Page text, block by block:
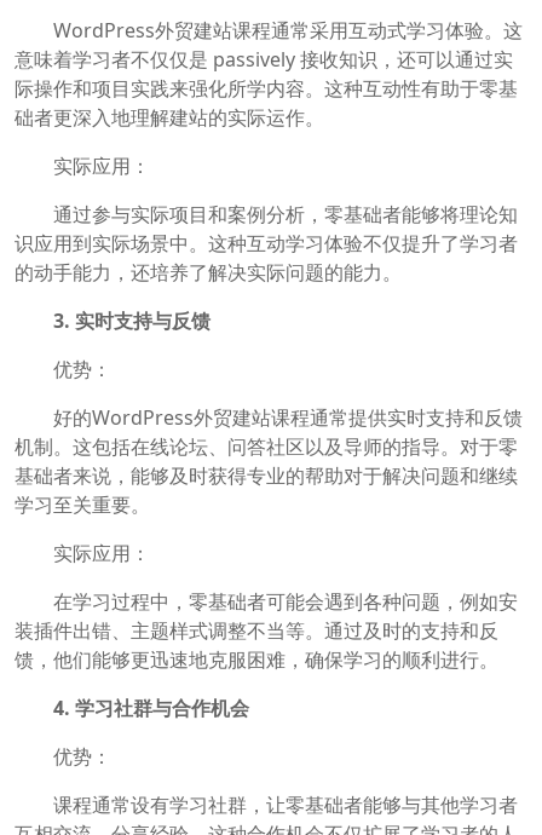
WordPress外贸建站课程通常采用互动式学习体验。这
意味着学习者不仅仅是 passively 接收知识，还可以通过实
际操作和项目实践来强化所学内容。这种互动性有助于零基
础者更深入地理解建站的实际运作。
实际应用：
通过参与实际项目和案例分析，零基础者能够将理论知
识应用到实际场景中。这种互动学习体验不仅提升了学习者
的动手能力，还培养了解决实际问题的能力。
3. 实时支持与反馈
优势：
好的WordPress外贸建站课程通常提供实时支持和反馈
机制。这包括在线论坛、问答社区以及导师的指导。对于零
基础者来说，能够及时获得专业的帮助对于解决问题和继续
学习至关重要。
实际应用：
在学习过程中，零基础者可能会遇到各种问题，例如安
装插件出错、主题样式调整不当等。通过及时的支持和反
馈，他们能够更迅速地克服困难，确保学习的顺利进行。
4. 学习社群与合作机会
优势：
课程通常设有学习社群，让零基础者能够与其他学习者